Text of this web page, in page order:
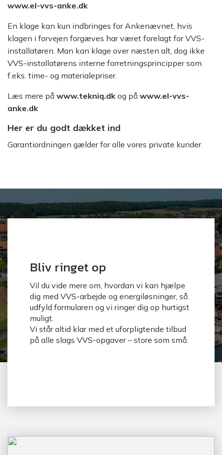
www.el-vvs-anke.dk
En klage kan kun indbringes for Ankenævnet, hvis
klagen i forvejen forgæves har været forelagt for VVS-
installatøren. Man kan klage over næsten alt, dog ikke
VVS-installatørens interne forretningsprincipper som
f.eks. time- og materialepriser.
Læs mere på www.tekniq.dk og på www.el-vvs-
anke.dk
Her er du godt dækket ind
Garantiordningen gælder for alle vores private kunder.
Bliv ringet op
Vil du vide mere om, hvordan vi kan hjælpe
dig med VVS-arbejde og energiløsninger, så
udfyld formularen og vi ringer dig op hurtigst
muligt.
Vi står altid klar med et uforpligtende tilbud
på alle slags VVS-opgaver – store som små.